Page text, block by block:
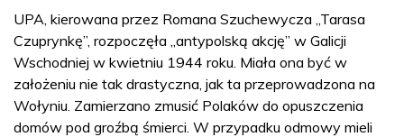
UPA, kierowana przez Romana Szuchewycza „Tarasa
Czuprynkę”, rozpoczęła „antypolską akcję” w Galicji
Wschodniej w kwietniu 1944 roku. Miała ona być w
założeniu nie tak drastyczna, jak ta przeprowadzona na
Wołyniu. Zamierzano zmusić Polaków do opuszczenia
domów pod groźbą śmierci. W przypadku odmowy mieli